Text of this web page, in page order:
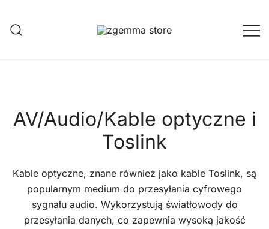
treści
AV/Audio/Kable optyczne i
Toslink
Kable optyczne, znane również jako kable Toslink, są
popularnym medium do przesyłania cyfrowego
sygnału audio. Wykorzystują światłowody do
przesyłania danych, co zapewnia wysoką jakość